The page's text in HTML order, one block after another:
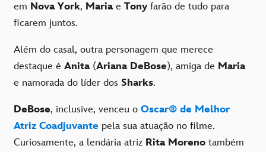
em Nova York, Mariae Tony farão de tudo para
ficarem juntos.
Além do casal, outra personagem que merece
destaque é Anita (Ariana DeBose), amiga de Maria
e namorada do líder dos Sharks.
DeBose, inclusive, venceu o Oscar® de Melhor
Atriz Coadjuvante pela sua atuação no filme.
Curiosamente, a lendária atriz Rita Moreno também